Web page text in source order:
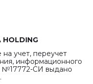
HOLDING
на учет, переучет
информационного
№17772-СИ выдано